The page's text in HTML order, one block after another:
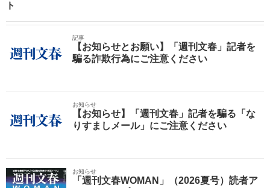
ト
記事
【お知らせとお願い】「週刊文春」記者を
騙る詐欺行為にご注意ください
お知らせ
【お知らせ】「週刊文春」記者を騙る「な
りすましメール」にご注意ください
お知らせ
「週刊文春WOMAN」（2026夏号）読者ア